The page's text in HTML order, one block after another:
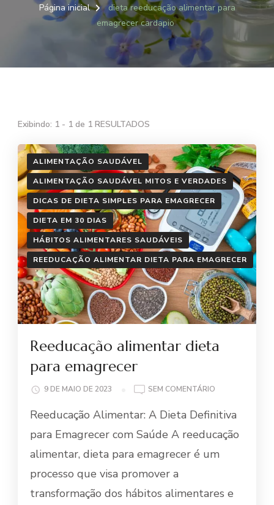
Página inicial
dieta reeducação alimentar para
emagrecer cardapio
Exibindo: 1 - 1 de 1 RESULTADOS
ALIMENTAÇÃO SAUDÁVEL
ALIMENTAÇÃO SAUDÁVEL MITOS E VERDADES
DICAS DE DIETA SIMPLES PARA EMAGRECER
DIETA EM 30 DIAS
HÁBITOS ALIMENTARES SAUDÁVEIS
REEDUCAÇÃO ALIMENTAR DIETA PARA EMAGRECER
Reeducação alimentar dieta
para emagrecer
9 DE MAIO DE 2023 SEM COMENTÁRIO
ALIMENTAR
PARA
EMAGRECER
Reeducação Alimentar: A Dieta Definitiva
para Emagrecer com Saúde A reeducação
alimentar, dieta para emagrecer é um
processo que visa promover a
transformação dos hábitos alimentares e